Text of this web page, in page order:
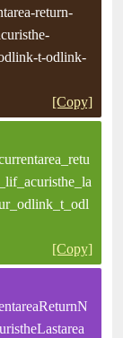
return-
odlink-t-odlink-
[Copy]
[Copy]